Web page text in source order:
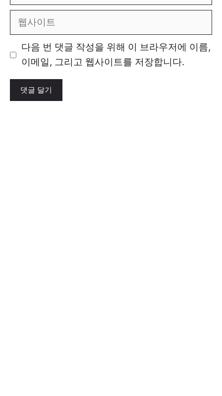
사
트
다음 번 댓글 작성을 위해 이 브라우저에 이름,
이메일, 그리고 웹사이트를 저장합니다.